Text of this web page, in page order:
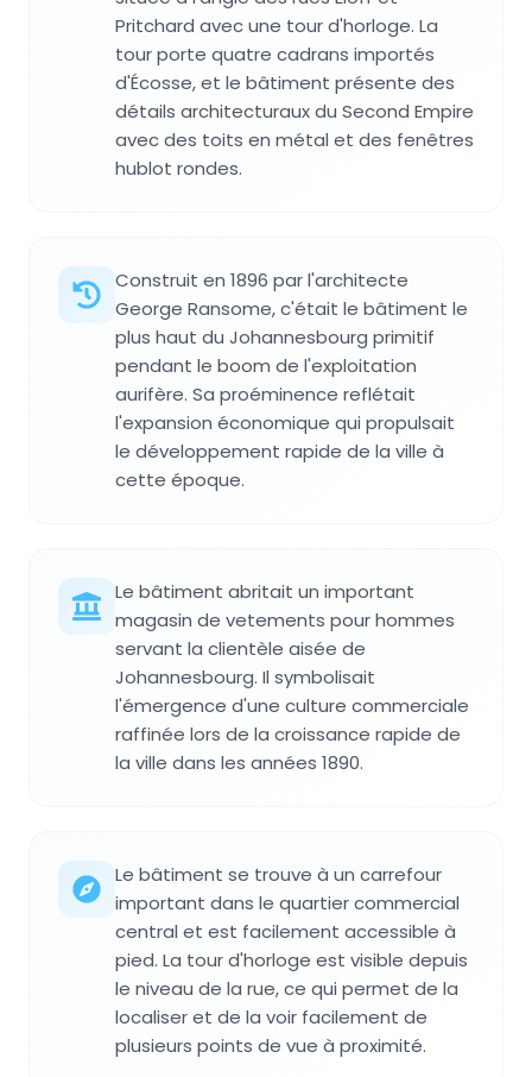
Pritchard avec une tour d'horloge. La
tour porte quatre cadrans importés
d'Écosse, et le bâtiment présente des
détails architecturaux du Second Empire
avec des toits en métal et des fenêtres
hublot rondes.
Construit en 1896 par l'architecte
George Ransome, c'était le bâtiment le
plus haut du Johannesbourg primitif
pendant le boom de l'exploitation
aurifère. Sa proéminence reflétait
l'expansion économique qui propulsait
le développement rapide de la ville à
cette époque.
Le bâtiment abritait un important
magasin de vetements pour hommes
servant la clientèle aisée de
Johannesbourg. Il symbolisait
l'émergence d'une culture commerciale
raffinée lors de la croissance rapide de
la ville dans les années 1890.
Le bâtiment se trouve à un carrefour
important dans le quartier commercial
central et est facilement accessible à
pied. La tour d'horloge est visible depuis
le niveau de la rue, ce qui permet de la
localiser et de la voir facilement de
plusieurs points de vue à proximité.